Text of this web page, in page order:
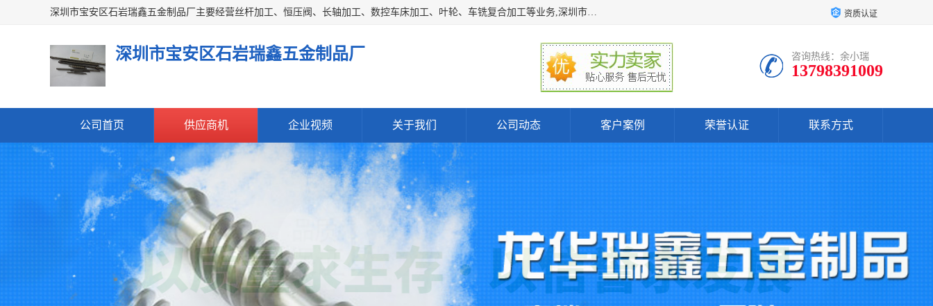
深圳市宝安区石岩瑞鑫五金制品厂主要经营丝杆加工、恒压阀、长轴加工、数控车床加工、叶轮、车铣复合加工等业务,深圳市宝安区石岩瑞鑫五金制品厂产品广泛应用于按摩椅、各类阀门、电机等石化类、机械类产品. 资质认证
深圳市宝安区石岩瑞鑫五金制品厂 咨询热线：余小瑞
13798391009
公司首页 供应商机 企业视频 关于我们 公司动态 客户案例 荣誉认证 联系方式